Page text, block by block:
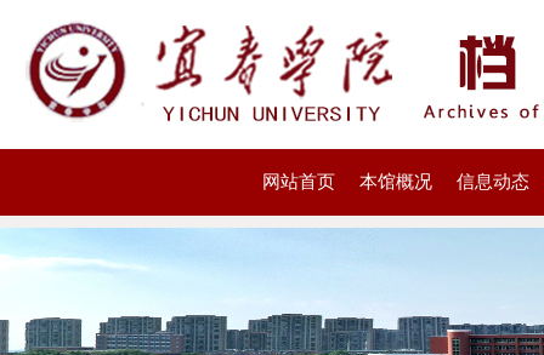
网站首页 本馆概况 信息动态